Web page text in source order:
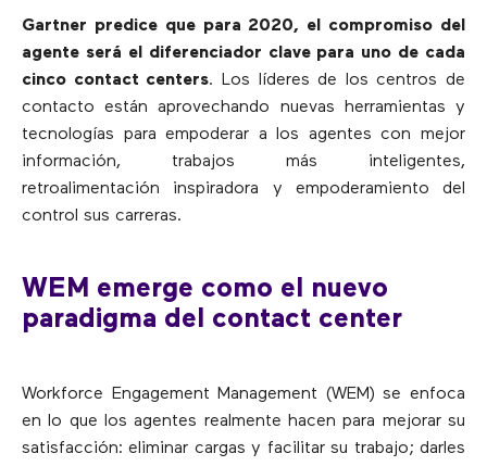
Gartner predice que para 2020, el compromiso del
agente será el diferenciador clave para uno de cada
cinco contact centers. Los líderes de los centros de
contacto están aprovechando nuevas herramientas y
tecnologías para empoderar a los agentes con mejor
información, trabajos más inteligentes,
retroalimentación inspiradora y empoderamiento del
control sus carreras.
WEM emerge como el nuevo
paradigma del contact center
Workforce Engagement Management (WEM) se enfoca
en lo que los agentes realmente hacen para mejorar su
satisfacción: eliminar cargas y facilitar su trabajo; darles